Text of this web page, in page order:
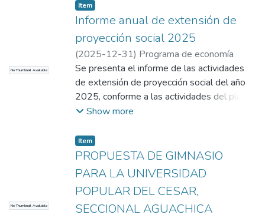
No Thumbnail Available
Item
Informe anual de extensión de
proyección social 2025
(2025-12-31) Programa de economía
Se presenta el informe de las actividades
de extensión de proyección social del año
2025, conforme a las actividades del plan
prospectivo
Show more
No Thumbnail Available
Item
PROPUESTA DE GIMNASIO
PARA LA UNIVERSIDAD
POPULAR DEL CESAR,
SECCIONAL AGUACHICA